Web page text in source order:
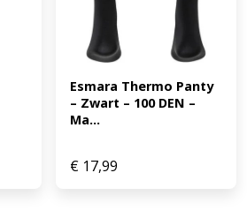
Esmara Thermo Panty
– Zwart – 100 DEN –
Ma...
€ 17,99